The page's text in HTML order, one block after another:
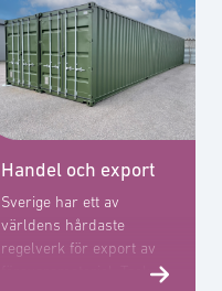
Handel och export
Sverige har ett av
världens hårdaste
regelverk för export av